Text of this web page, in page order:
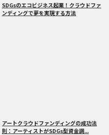
SDGsのエコビジネス起業！クラウドファ
ンディングで夢を実現する方法
アートクラウドファンディングの成功法
則：アーティストがSDGs型資金調...